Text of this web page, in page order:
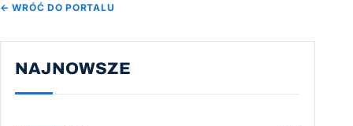
← WRÓĆ DO PORTALU
NAJNOWSZE